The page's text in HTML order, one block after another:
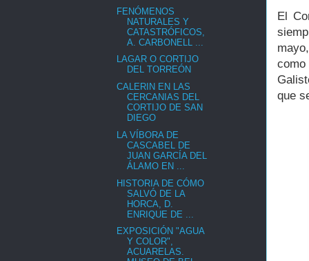
El
que
FENÓMENOS
NATURALES Y
CATASTRÓFICOS,
A. CARBONELL ...
LAGAR O CORTIJO
DEL TORREÓN
CALERIN EN LAS
CERCANIAS DEL
CORTIJO DE SAN
DIEGO
LA VÍBORA DE
CASCABEL DE
JUAN GARCÍA DEL
ÁLAMO EN ...
HISTORIA DE CÓMO
SALVÓ DE LA
HORCA, D.
ENRIQUE DE ...
EXPOSICIÓN "AGUA
Y COLOR",
ACUARELAS.